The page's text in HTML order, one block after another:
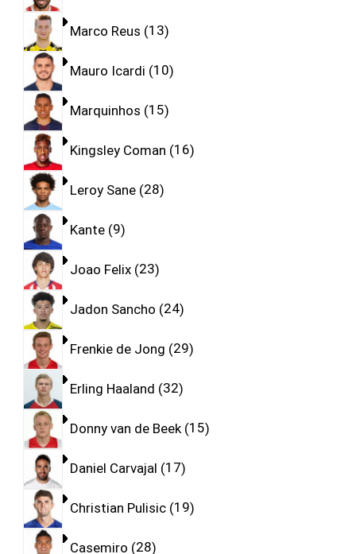
Marco Reus 13
Mauro Icardi 10
Marquinhos 15
Kingsley Coman 16
Leroy Sane 28
Kante 9
Joao Felix 23
Jadon Sancho 24
Frenkie de Jong 29
Erling Haaland 32
Donny van de Beek 15
Daniel Carvajal 17
Christian Pulisic 19
Casemiro 28